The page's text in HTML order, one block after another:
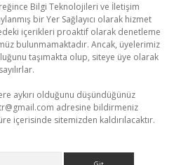
Bilgi Teknolojileri ve İletişim
bir Yer Sağlayıcı olarak hizmet
içerikleri proaktif olarak denetleme
bulunmamaktadır. Ancak, üyelerimiz
taşımakta olup, siteye üye olarak
aykırı olduğunu düşündüğünüz
adresine bildirmeniz
içerisinde sitemizden kaldırılacaktır.